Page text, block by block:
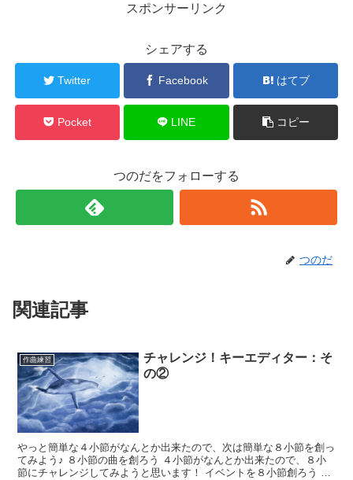
スポンサーリンク
シェアする
Twitter Facebook はてブ
Pocket LINE コピー
つのだをフォローする
つのだ
関連記事
作曲練習
チャレンジ！キーエディター：そ
の②
やっと簡単な４小節がなんとか出来たので、次は簡単な８小節を創っ
てみよう♪ ８小節の曲を創ろう ４小節がなんとか出来たので、８小
節にチャレンジしてみようと思います！ イベントを８小節創ろう ８